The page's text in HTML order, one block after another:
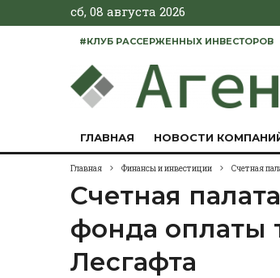
сб, 08 августа 2026
#КЛУБ РАССЕРЖЕННЫХ ИНВЕСТОРОВ
ГЛАВНАЯ НОВОСТИ
Главная Финансы и инвестиции Счетная
Счетная
фонда оплаты
Лесгафта